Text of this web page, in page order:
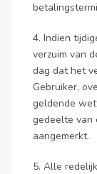
4. Indien
verzuim van
dag dat het
Gebruiker,
geldende
gedeelte van
aangemerkt.
5. Alle